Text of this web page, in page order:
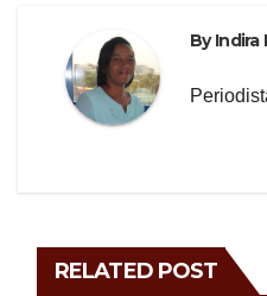
ByIndira
RELATED POST